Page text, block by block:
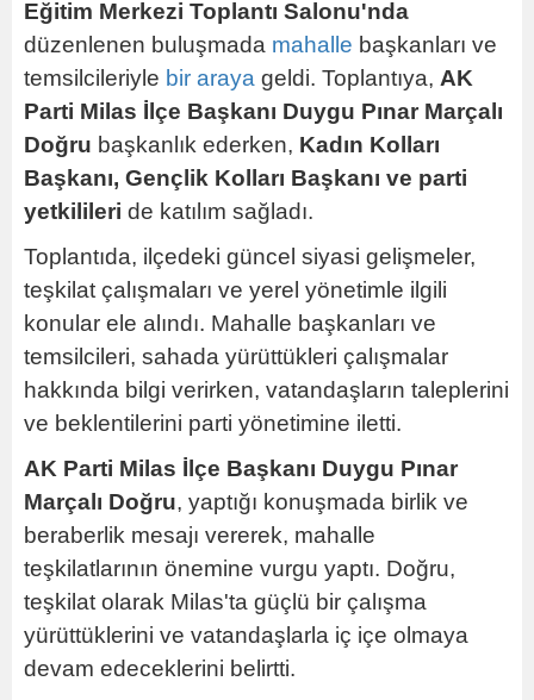
Eğitim Merkezi Toplantı Salonu'nda
düzenlenen buluşmada mahalle başkanları ve
temsilcileriyle bir araya geldi. Toplantıya, AK
Parti Milas İlçe Başkanı Duygu Pınar Marçalı
Doğru başkanlık ederken, Kadın Kolları
Başkanı, Gençlik Kolları Başkanı ve parti
yetkilileri de katılım sağladı.
Toplantıda, ilçedeki güncel siyasi gelişmeler,
teşkilat çalışmaları ve yerel yönetimle ilgili
konular ele alındı. Mahalle başkanları ve
temsilcileri, sahada yürüttükleri çalışmalar
hakkında bilgi verirken, vatandaşların taleplerini
ve beklentilerini parti yönetimine iletti.
AK Parti Milas İlçe Başkanı Duygu Pınar
Marçalı Doğru, yaptığı konuşmada birlik ve
beraberlik mesajı vererek, mahalle
teşkilatlarının önemine vurgu yaptı. Doğru,
teşkilat olarak Milas'ta güçlü bir çalışma
yürüttüklerini ve vatandaşlarla iç içe olmaya
devam edeceklerini belirtti.